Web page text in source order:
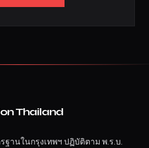
Thailand
านในกรุงเทพฯ ปฏิบัติตาม พ.ร.บ.